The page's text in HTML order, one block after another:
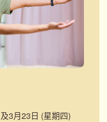
3月23日 (星期四)